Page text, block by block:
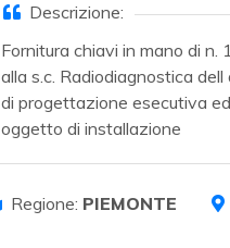
Descrizione:
Fornitura chiavi in mano di
alla s.c. Radiodiagnostica
di progettazione esecutiva
oggetto di installazione
Regione: PIEMONTE